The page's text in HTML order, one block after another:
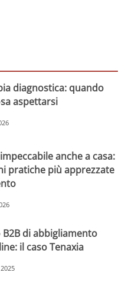
diagnostica: quando
aspettarsi
anche a casa:
pratiche più apprezzate
di abbigliamento
il caso Tenaxia